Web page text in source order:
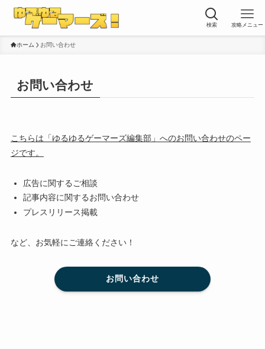
検索 攻略メニュー
ホーム お問い合わせ
お問い合わせ
こちらは「ゆるゆるゲーマーズ編集部」へのお問い合わせのペー
ジです。
広告に関するご相談
記事内容に関するお問い合わせ
プレスリリース掲載
など、お気軽にご連絡ください！
お問い合わせ